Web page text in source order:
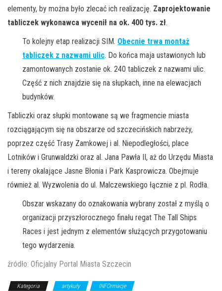
elementy, by można było zlecać ich realizację. Zaprojektowanie
tabliczek wykonawca wycenił na ok. 400 tys. zł.
To kolejny etap realizacji SIM. Obecnie trwa montaż
tabliczek z nazwami ulic. Do końca maja ustawionych lub
zamontowanych zostanie ok. 240 tabliczek z nazwami ulic.
Część z nich znajdzie się na słupkach, inne na elewacjach
budynków.
Tabliczki oraz słupki montowane są we fragmencie miasta
rozciągającym się na obszarze od szczecińskich nabrzeży,
poprzez część Trasy Zamkowej i al. Niepodległości, place
Lotników i Grunwaldzki oraz al. Jana Pawła II, aż do Urzędu Miasta
i tereny okalające Jasne Błonia i Park Kasprowicza. Obejmuje
również al. Wyzwolenia do ul. Malczewskiego łącznie z pl. Rodła.
Obszar wskazany do oznakowania wybrany został z myślą o
organizacji przyszłorocznego finału regat The Tall Ships
Races i jest jednym z elementów służących przygotowaniu
tego wydarzenia.
źródło: Oficjalny Portal Miasta Szczecin
Kategoria artykuły INFOrmacje